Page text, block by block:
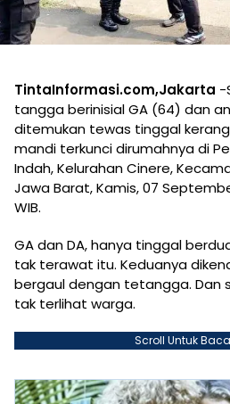
TintaInformasi.com,Jakarta -
tangga berinisial GA (64) dan
ditemukan tewas tinggal
mandi terkunci dirumahnya di
Indah, Kelurahan Cinere,
Jawa Barat, Kamis, 07
WIB.
GA dan DA, hanya tinggal
tak terawat itu. Keduanya
bergaul dengan tetangga. Dan
tak terlihat warga.
Scroll Untuk